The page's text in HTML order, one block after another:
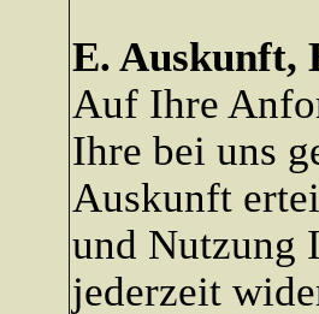
E. Auskunft,
Auf Ihre
Ihre bei uns
Auskunft
und Nutzung
jederzeit